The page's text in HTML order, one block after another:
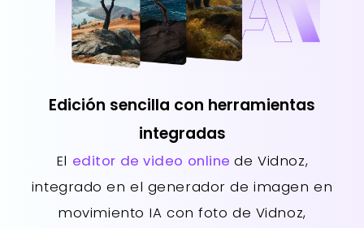
Edición sencilla con herramientas
integradas
El editor de video onlinede Vidnoz,
integrado en el generador de imagen en
movimiento IA con foto de Vidnoz,